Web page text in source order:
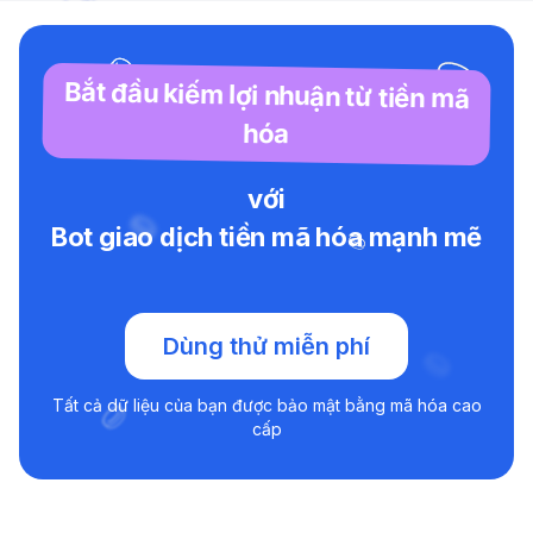
Bắt đầu kiếm lợi nhuận từ tiền mã
hóa
với
Bot giao dịch tiền mã hóa mạnh mẽ
Dùng thử miễn phí
Tất cả dữ liệu của bạn được bảo mật bằng mã hóa cao
cấp